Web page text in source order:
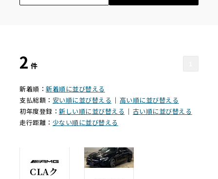
2 件
新着順：新着順に並び替える
支払総額： 安い順に並び替える ｜ 高い順に並び替える
初年度登録：新しい順に並び替える ｜ 古い順に並び替える
走行距離： 少ない順に並び替える
CLAク